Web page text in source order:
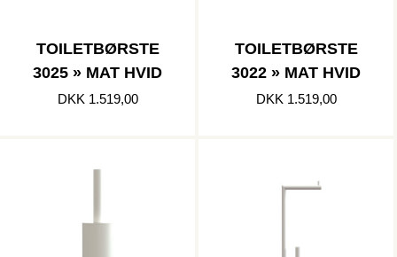
TOILETBØRSTE
3025 » MAT HVID
DKK 1.519,00
TOILETBØRSTE
3022 » MAT HVID
DKK 1.519,00